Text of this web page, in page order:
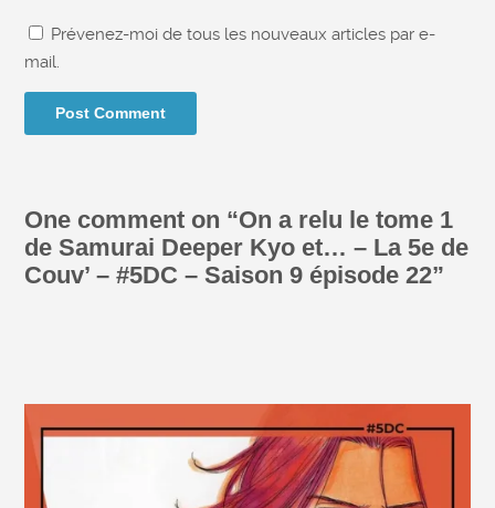
Prévenez-moi de tous les nouveaux articles par e-
mail.
One comment on “On a relu le tome 1
de Samurai Deeper Kyo et… – La 5e de
Couv’ – #5DC – Saison 9 épisode 22”